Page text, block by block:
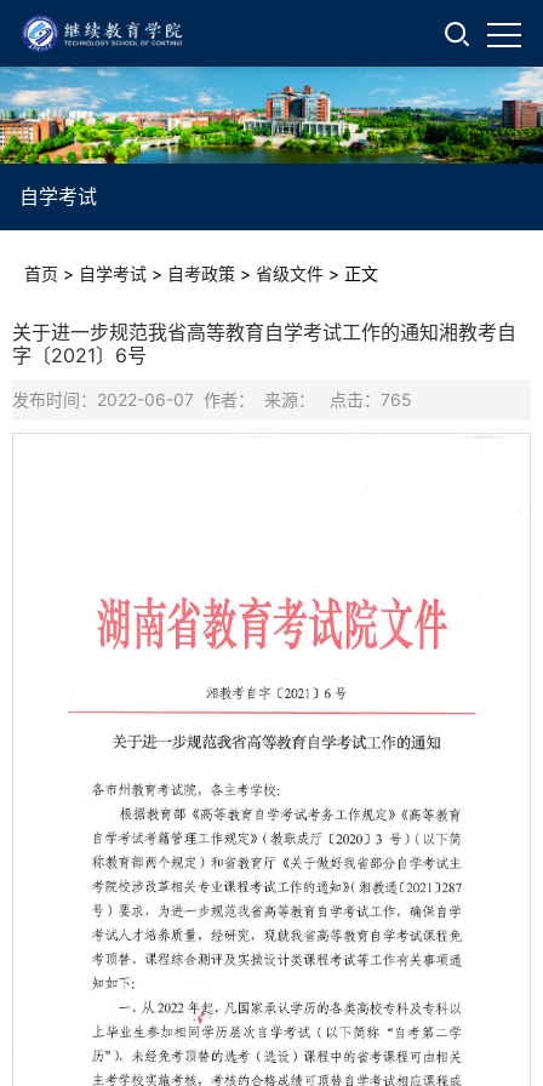
自学考试
首页 > 自学考试 > 自考政策 > 省级文件 > 正文
关于进一步规范我省高等教育自学考试工作的通知湘教考自
字〔2021〕6号
发布时间：2022-06-07 作者： 来源： 点击： 765